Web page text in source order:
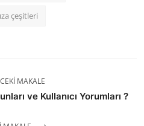
çeşitleri
MAKALE
ve Kullanıcı Yorumları ?